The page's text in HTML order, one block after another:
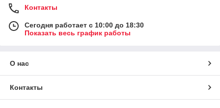
Контакты
Сегодня работает с 10:00 до 18:30
Показать весь график работы
О нас
Контакты